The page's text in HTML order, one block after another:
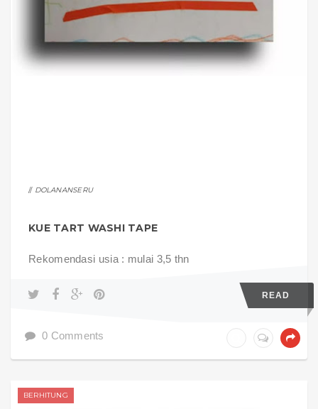
DOLANANSERU
KUE TART WASHI TAPE
Rekomendasi usia : mulai 3,5 thn
READ
0 Comments
BERHITUNG